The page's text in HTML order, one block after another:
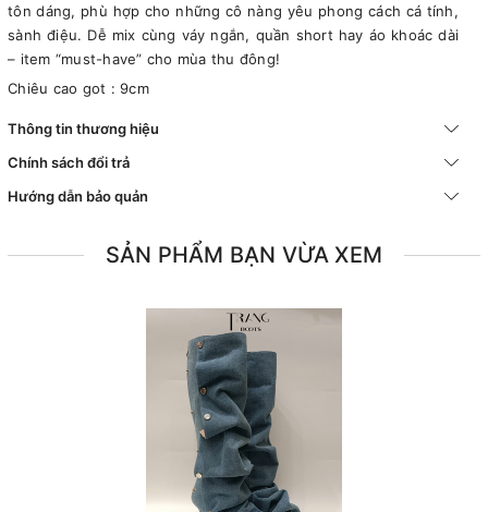
tôn dáng, phù hợp cho những cô nàng yêu phong cách cá tính,
sành điệu. Dễ mix cùng váy ngắn, quần short hay áo khoác dài
– item “must-have” cho mùa thu đông!
Chiêu cao got : 9cm
Thông tin thương hiệu
Chính sách đổi trả
Hướng dẫn bảo quản
SẢN PHẨM BẠN VỪA XEM